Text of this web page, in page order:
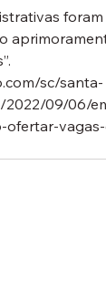
sc/santa-
2022/09/06/
ofertar-